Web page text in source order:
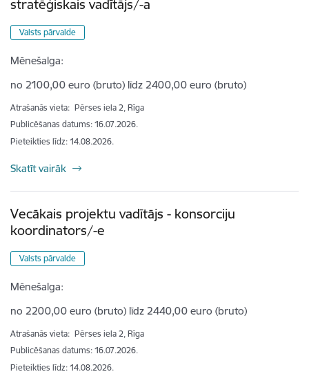
stratēģiskais vadītājs/-a
Valsts pārvalde
Mēnešalga:
no 2100,00 euro (bruto) līdz 2400,00 euro (bruto)
Atrašanās vieta: Pērses iela 2, Rīga
Publicēšanas datums: 16.07.2026.
Pieteikties līdz: 14.08.2026.
Skatīt vairāk
Vecākais projektu vadītājs - konsorciju
koordinators/-e
Valsts pārvalde
Mēnešalga:
no 2200,00 euro (bruto) līdz 2440,00 euro (bruto)
Atrašanās vieta: Pērses iela 2, Rīga
Publicēšanas datums: 16.07.2026.
Pieteikties līdz: 14.08.2026.